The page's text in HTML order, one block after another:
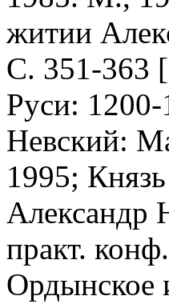
житии
С. 351-363
Руси:
Невский:
1995;
Александр
практ.
Ордынское